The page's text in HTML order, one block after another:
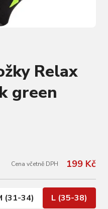
Relax
green
Cena včetně DPH 199 Kč
(31-34) L (35-38)